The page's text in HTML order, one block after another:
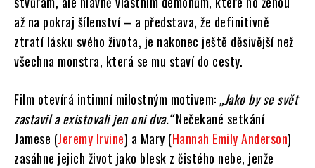
až na pokraj šílenství – a představa, že definitivně
ztratí lásku svého života, je nakonec ještě děsivější než
všechna monstra, která se mu staví do cesty.
Film otevírá intimní milostným motivem: „Jako by se svět
zastavil a existovali jen oni dva.“Nečekané setkání
Jamese (Jeremy Irvine) a Mary (Hannah Emily Anderson)
zasáhne jejich život jako blesk z čistého nebe, jenže